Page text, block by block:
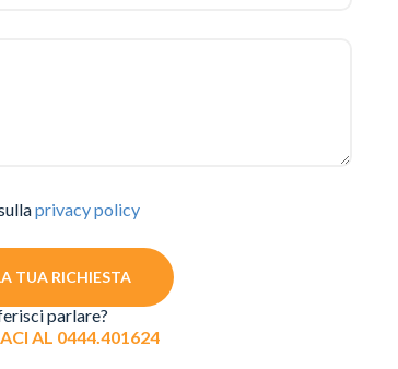
privacy policy
TUA RICHIESTA
parlare?
AL 0444.401624